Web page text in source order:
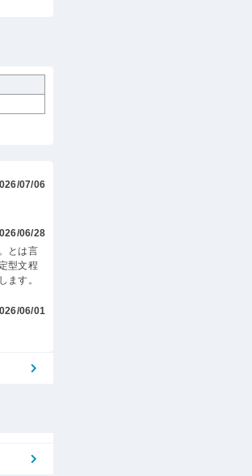
07/06
06/28
とは言
型文程
ます。
06/01